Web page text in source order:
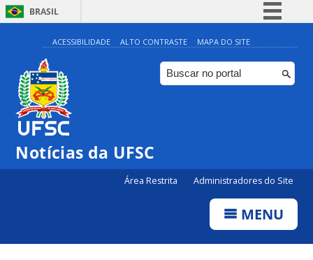
BRASIL
Simplifique!
Comunica BR
Participe
ACESSIBILIDADE ALTO CONTRASTE MAPA DO SITE
Notícias da UFSC
Área Restrita Administradores do Site
MENU